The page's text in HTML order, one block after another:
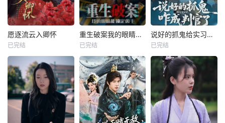
愿逐流云入卿怀
已完结
重生破案我的眼睛能锁定凶手
已完结
说好的抓鬼给实习证明，咋成判官了
已完结